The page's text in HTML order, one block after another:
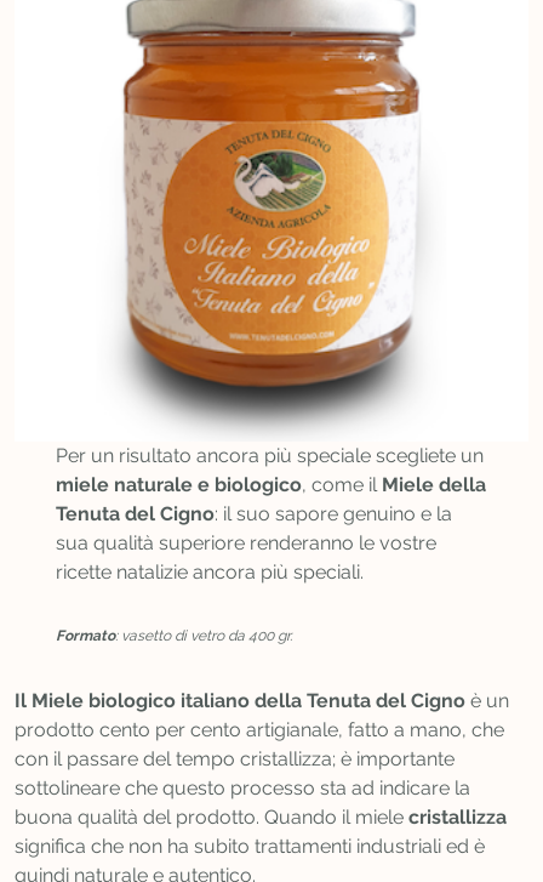
Per un risultato ancora più speciale scegliete un
miele naturale e biologico, come il Miele della
Tenuta del Cigno: il suo sapore genuino e la
sua qualità superiore renderanno le vostre
ricette natalizie ancora più speciali.
Formato: vasetto di vetro da 400 gr.
Il Miele biologico italiano della Tenuta del Cigno è un
prodotto cento per cento artigianale, fatto a mano, che
con il passare del tempo cristallizza; è importante
sottolineare che questo processo sta ad indicare la
buona qualità del prodotto. Quando il miele cristallizza
significa che non ha subito trattamenti industriali ed è
quindi naturale e autentico.